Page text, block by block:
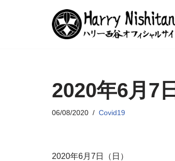
2020年6月7
06/08/2020 Covid19
2020年6月7日（日）